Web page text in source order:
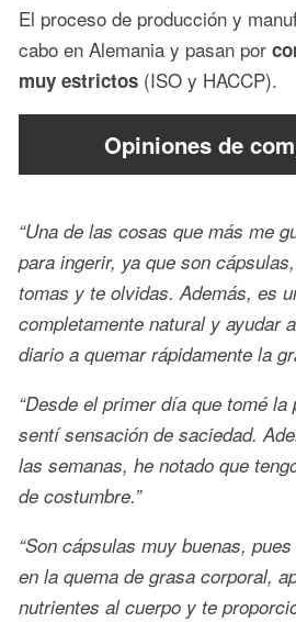
El proceso de producción y
cabo en Alemania y pasan por
muy estrictos (ISO y HACCP).
Opiniones de
“Una de las cosas que más me
para ingerir, ya que son
tomas y te olvidas. Además, es
completamente natural y ayudar
diario a quemar rápidamente la
“Desde el primer día que tomé la
sentí sensación de saciedad.
las semanas, he notado que
de costumbre.”
“Son cápsulas muy buenas,
en la quema de grasa corporal,
nutrientes al cuerpo y te